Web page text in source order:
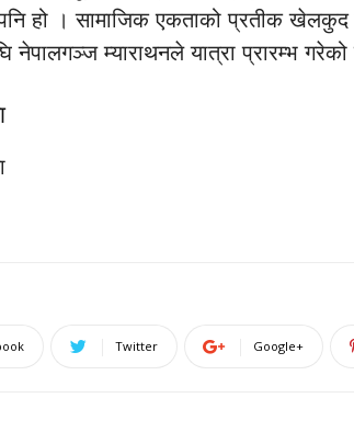
हो । सामाजिक एकताको प्रतीक खेलकुद
नेपालगञ्ज म्याराथनले यात्रा प्रारम्भ गरेको
Twitter Google+